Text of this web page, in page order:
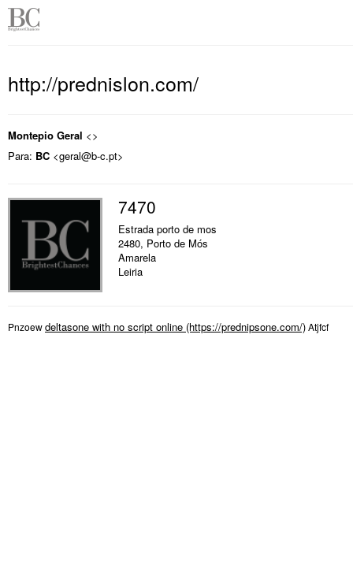
http://prednislon.com/
Montepio Geral <>
Para: BC <geral@b-c.pt>
7470
Estrada porto de mos
2480, Porto de Mós
Amarela
Leiria
Pnzoewdeltasone with no script online Atjfcf